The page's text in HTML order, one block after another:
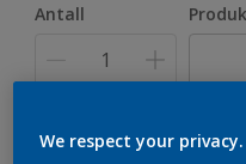
5L
Antall
We respect your privacy.